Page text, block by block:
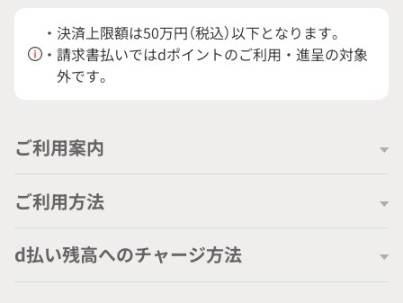
実店舗決済
ネット決済
ソリューション
・決済上限額は50万円（税込）以下となります。
・請求書払いではdポイントのご利用・進呈の対象
外です。
ご利用案内
ご利用方法
d払い残高へのチャージ方法